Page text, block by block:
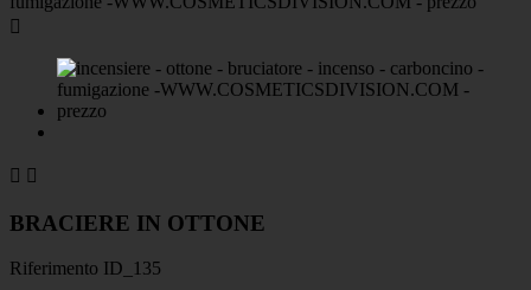

 
BRACIERE IN OTTONE
Riferimento ID_135